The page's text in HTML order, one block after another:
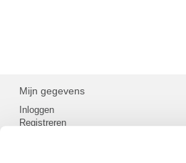
Mijn gegevens
Inloggen
Registreren